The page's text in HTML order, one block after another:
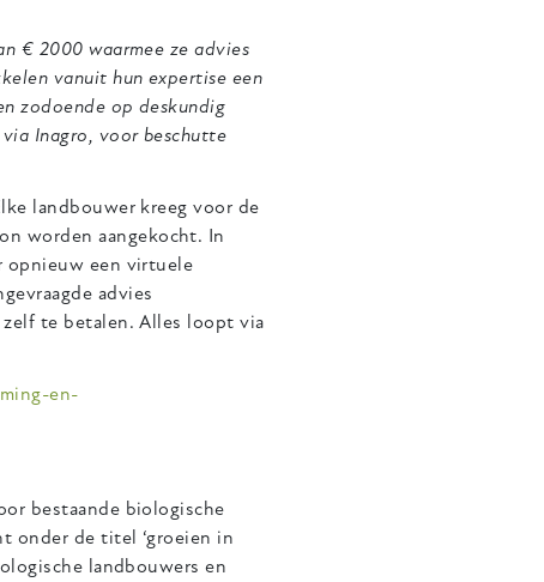
€ 2000 waarmee ze advies
vanuit hun expertise een
zodoende op deskundig
Inagro, voor beschutte
landbouwer kreeg voor de
worden aangekocht. In
opnieuw een virtuele
advies
te betalen. Alles loopt via
en-
bestaande biologische
onder de titel ‘groeien in
landbouwers en